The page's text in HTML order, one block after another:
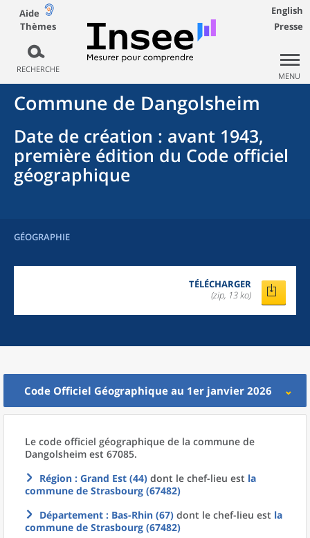
Aide
Thèmes
RECHERCHE
English
Presse
MENU
Commune de Dangolsheim
Date de création : avant 1943,
première édition du Code officiel
géographique
GÉOGRAPHIE
TÉLÉCHARGER
(zip, 13 ko)
Code Officiel Géographique au 1er janvier 2026
Le code officiel géographique de la commune de
Dangolsheim est 67085.
Région : Grand Est (44) dont le chef-lieu est la
commune de Strasbourg (67482)
Département : Bas-Rhin (67) dont le chef-lieu est la
commune de Strasbourg (67482)